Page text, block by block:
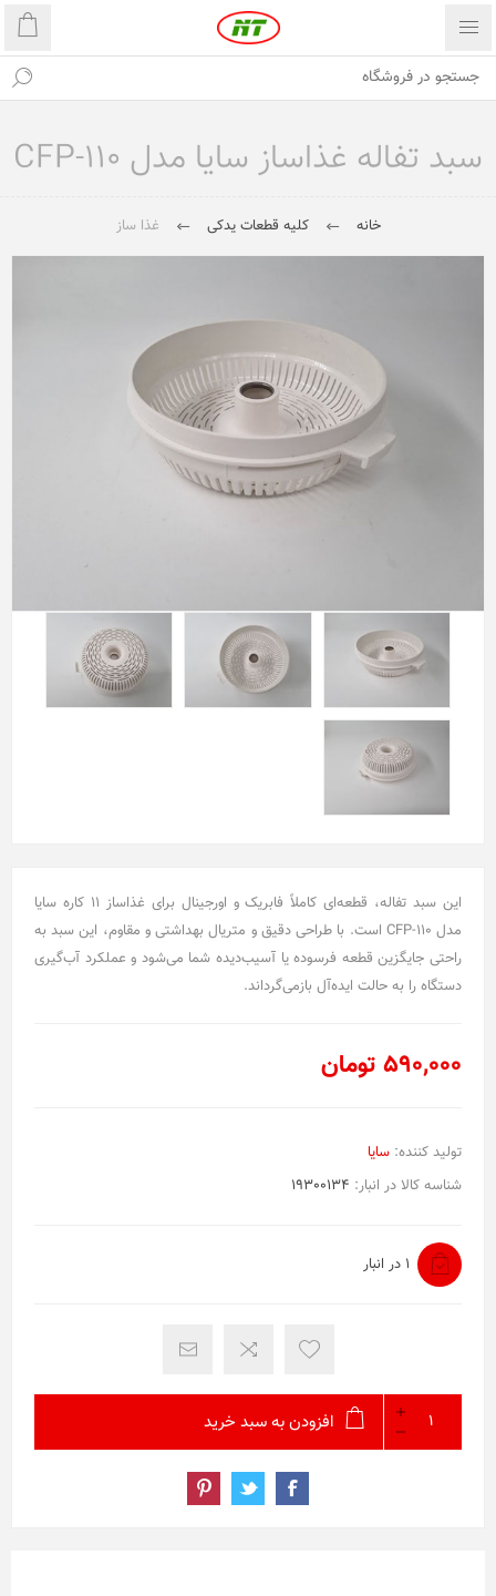
سبد تفاله غذاساز سایا مدل CFP-110
خانه کلیه قطعات یدکی غذا ساز
این سبد تفاله، قطعه‌ای کاملاً فابریک و اورجینال برای غذاساز ۱۱ کاره سایا
مدل CFP-110 است. با طراحی دقیق و متریال بهداشتی و مقاوم، این سبد به
راحتی جایگزین قطعه فرسوده یا آسیب‌دیده شما می‌شود و عملکرد آب‌گیری
دستگاه را به حالت ایده‌آل بازمی‌گرداند.
590,000 تومان
تولید کننده: سایا
شناسه کالا در انبار: 19300134
1 در انبار
افزودن به سبد خرید